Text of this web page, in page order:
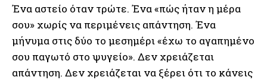
Ένα αστείο όταν τρώτε. Ένα «πώς ήταν η μέρα
σου» χωρίς να περιμένεις απάντηση. Ένα
μήνυμα στις δύο το μεσημέρι «έχω το αγαπημένο
σου παγωτό στο ψυγείο». Δεν χρειάζεται
απάντηση. Δεν χρειάζεται να ξέρει ότι το κάνεις